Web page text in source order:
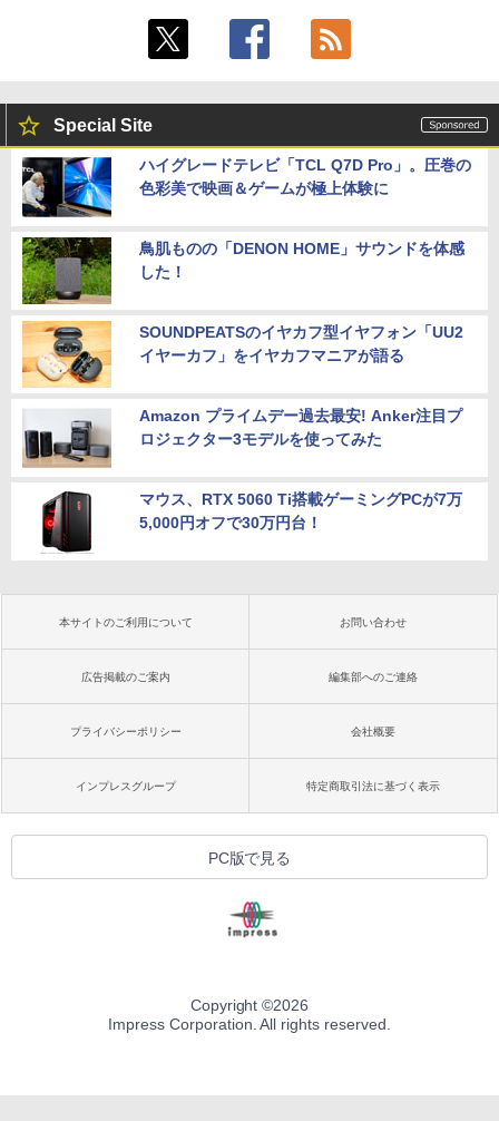
Special Site
ハイグレードテレビ「TCL Q7D Pro」。圧巻の
色彩美で映画＆ゲームが極上体験に
鳥肌ものの「DENON HOME」サウンドを体感
した！
SOUNDPEATSのイヤカフ型イヤフォン「UU2
イヤーカフ」をイヤカフマニアが語る
Amazon プライムデー過去最安! Anker注目プ
ロジェクター3モデルを使ってみた
マウス、RTX 5060 Ti搭載ゲーミングPCが7万
5,000円オフで30万円台！
本サイトのご利用について お問い合わせ
広告掲載のご案内 編集部へのご連絡
プライバシーポリシー 会社概要
インプレスグループ 特定商取引法に基づく表示
PC版で見る
Copyright ©2026
Impress Corporation. All rights reserved.